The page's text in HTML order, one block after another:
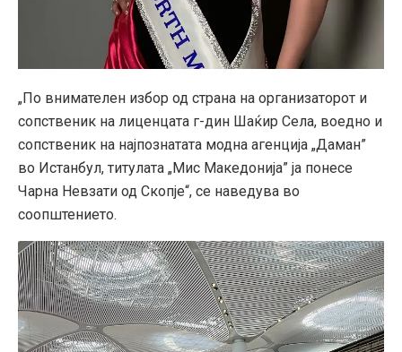
„По внимателен избор од страна на организаторот и
сопственик на лиценцата г-дин Шаќир Села, воедно и
сопственик на најпознатата модна агенција „Даман”
во Истанбул, титулата „Мис Македонија” ја понесе
Чарна Невзати од Скопје“, се наведува во
соопштението.